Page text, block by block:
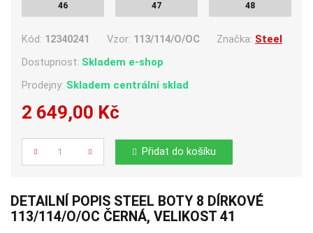
46 47 48
Kód: 12340241 Vzor: 113/114/O/OC Značka: Steel
Dostupnost: Skladem e-shop
Prodejny: Skladem centrální sklad
2 649,00 Kč
Počet
Přidat do košíku
DETAILNÍ POPIS STEEL BOTY 8 DÍRKOVÉ
113/114/O/OC ČERNÁ, VELIKOST 41